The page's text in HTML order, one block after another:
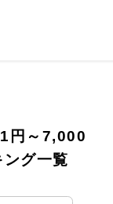
円～7,000
グ一覧